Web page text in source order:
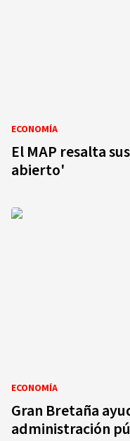
ECONOMÍA
El MAP resalta
abierto'
ECONOMÍA
Gran Bretaña
administración